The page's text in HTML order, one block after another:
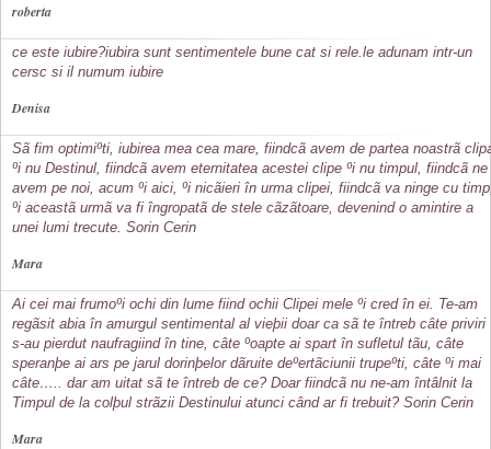
roberta
ce este iubire?iubira sunt sentimentele bune cat si rele.le adunam intr-un
cersc si il numum iubire
Denisa
Sã fim optimiºti, iubirea mea cea mare, fiindcã avem de partea noastrã
ºi nu Destinul, fiindcã avem eternitatea acestei clipe ºi nu timpul, fiindcã ne
avem pe noi, acum ºi aici, ºi nicãieri în urma clipei, fiindcã va ninge cu
ºi aceastã urmã va fi îngropatã de stele cãzãtoare, devenind o amintire a
unei lumi trecute. Sorin Cerin
Mara
Ai cei mai frumoºi ochi din lume fiind ochii Clipei mele ºi cred în ei. Te-am
regãsit abia în amurgul sentimental al vieþii doar ca sã te întreb câte priviri
s-au pierdut naufragiind în tine, câte ºoapte ai spart în sufletul tãu, câte
speranþe ai ars pe jarul dorinþelor dãruite deºertãciunii trupeºti, câte ºi mai
câte….. dar am uitat sã te întreb de ce? Doar fiindcã nu ne-am întâlnit la
Timpul de la colþul strãzii Destinului atunci când ar fi trebuit? Sorin Cerin
Mara